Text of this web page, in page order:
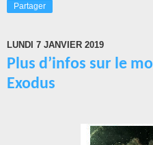
Partager
LUNDI 7 JANVIER 2019
Plus d’infos sur le
Exodus